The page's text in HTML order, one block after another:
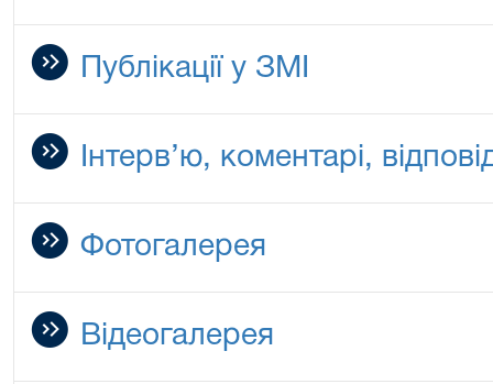
Публікації у ЗМІ
Інтерв’ю, коментарі,
Фотогалерея
Відеогалерея